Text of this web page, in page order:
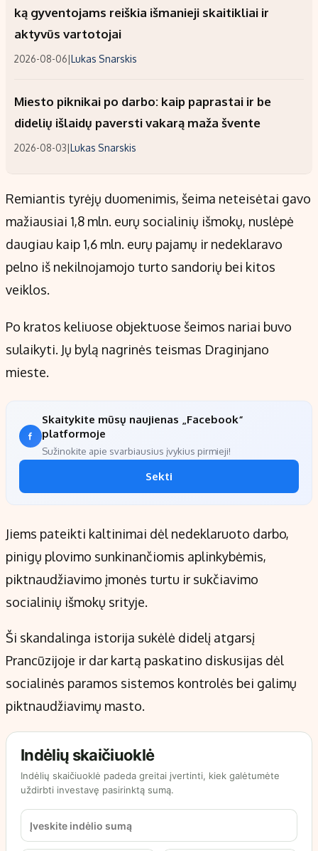
ką gyventojams reiškia išmanieji skaitikliai ir
aktyvūs vartotojai
2026-08-06|Lukas Snarskis
Miesto piknikai po darbo: kaip paprastai ir be
didelių išlaidų paversti vakarą maža švente
2026-08-03|Lukas Snarskis
Remiantis tyrėjų duomenimis, šeima neteisėtai gavo
mažiausiai 1,8 mln. eurų socialinių išmokų, nuslėpė
daugiau kaip 1,6 mln. eurų pajamų ir nedeklaravo
pelno iš nekilnojamojo turto sandorių bei kitos
veiklos.
Po kratos keliuose objektuose šeimos nariai buvo
sulaikyti. Jų bylą nagrinės teismas Draginjano
mieste.
Skaitykite mūsų naujienas „Facebook“
platformoje
Sužinokite apie svarbiausius įvykius pirmieji!
Sekti
Jiems pateikti kaltinimai dėl nedeklaruoto darbo,
pinigų plovimo sunkinančiomis aplinkybėmis,
piktnaudžiavimo įmonės turtu ir sukčiavimo
socialinių išmokų srityje.
Ši skandalinga istorija sukėlė didelį atgarsį
Prancūzijoje ir dar kartą paskatino diskusijas dėl
socialinės paramos sistemos kontrolės bei galimų
piktnaudžiavimų masto.